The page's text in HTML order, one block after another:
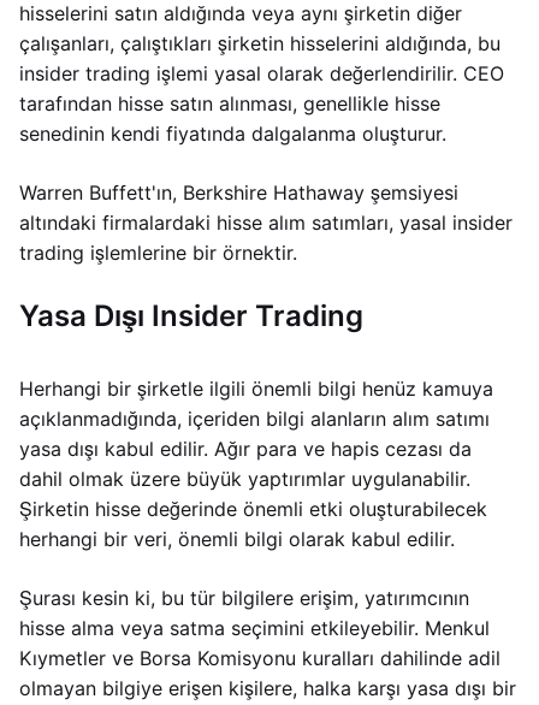
hisselerini satın aldığında veya aynı şirketin diğer
çalışanları, çalıştıkları şirketin hisselerini aldığında, bu
insider trading işlemi yasal olarak değerlendirilir. CEO
tarafından hisse satın alınması, genellikle hisse
senedinin kendi fiyatında dalgalanma oluşturur.
Warren Buffett'ın, Berkshire Hathaway şemsiyesi
altındaki firmalardaki hisse alım satımları, yasal insider
trading işlemlerine bir örnektir.
Yasa Dışı Insider Trading
Herhangi bir şirketle ilgili önemli bilgi henüz kamuya
açıklanmadığında, içeriden bilgi alanların alım satımı
yasa dışı kabul edilir. Ağır para ve hapis cezası da
dahil olmak üzere büyük yaptırımlar uygulanabilir.
Şirketin hisse değerinde önemli etki oluşturabilecek
herhangi bir veri, önemli bilgi olarak kabul edilir.
Şurası kesin ki, bu tür bilgilere erişim, yatırımcının
hisse alma veya satma seçimini etkileyebilir. Menkul
Kıymetler ve Borsa Komisyonu kuralları dahilinde adil
olmayan bilgiye erişen kişilere, halka karşı yasa dışı bir